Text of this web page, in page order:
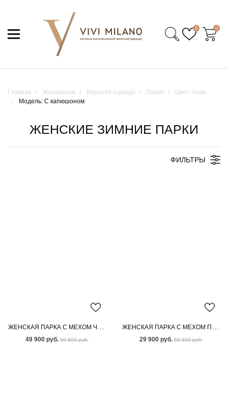
0 0
Главная Женщинам Верхняя одежда Парки
Цвет: Хаки
Модель: С капюшоном
ЖЕНСКИЕ ЗИМНИЕ ПАРКИ
ФИЛЬТРЫ
ЖЕНСКАЯ ПАРКА С МЕХОМ ЧЕРНОБУРКИ
49 900 руб. 99 800 руб.
ЖЕНСКАЯ ПАРКА С МЕХОМ ПЕСЦА
29 900 руб. 59 800 руб.